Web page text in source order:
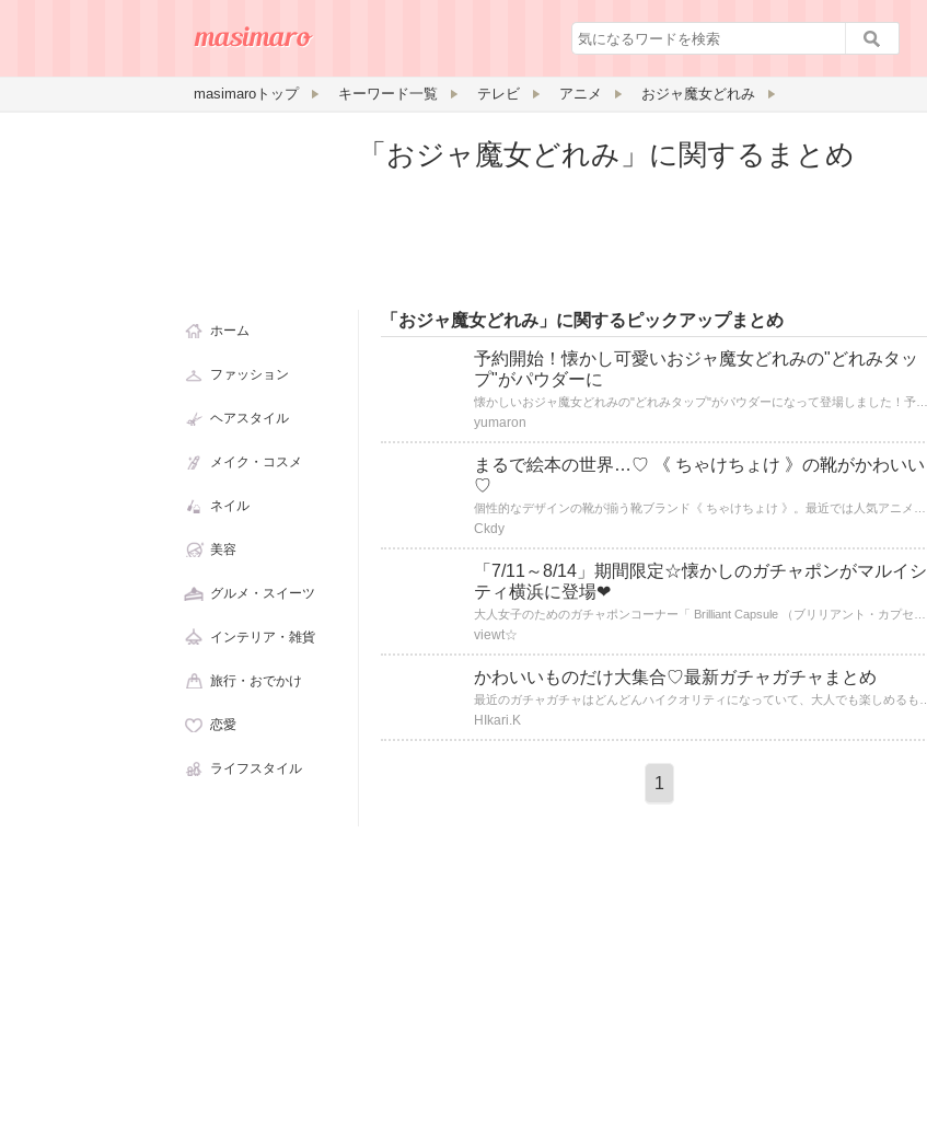
masimaroトップ キーワード一覧 テレビ アニメ おジャ魔女どれみ
「おジャ魔女どれみ」に関するまとめ
「おジャ魔女どれみ」に関するピックアップまとめ
予約開始！懐かし可愛いおジャ魔女どれみの"どれみタッ
プ"がパウダーに
yumaron
まるで絵本の世界…♡ 《 ちゃけちょけ 》の靴がかわいい
♡
Ckdy
「7/11～8/14」期間限定☆懐かしのガチャポンがマルイシ
ティ横浜に登場❤
viewt☆
かわいいものだけ大集合♡最新ガチャガチャまとめ
HIkari.K
1
ホーム
ファッション
ヘアスタイル
メイク・コスメ
ネイル
美容
グルメ・スイーツ
インテリア・雑貨
旅行・おでかけ
恋愛
ライフスタイル